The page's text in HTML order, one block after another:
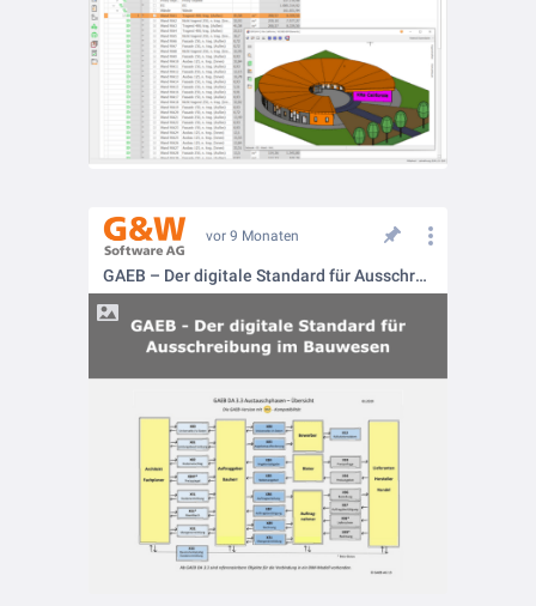
vor 9 Monaten
GAEB – Der digitale Standard für Ausschreibungen im Bauwesen